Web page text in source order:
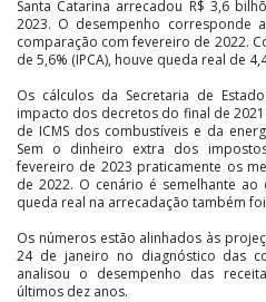
Santa Catarina arrecadou R$ 3,6
2023. O desempenho corresponde
comparação com fevereiro de 2022.
de 5,6% (IPCA), houve queda real de
Os cálculos da Secretaria de
impacto dos decretos do final de
de ICMS dos combustíveis e da
Sem o dinheiro extra dos
fevereiro de 2023 praticamente os
de 2022. O cenário é semelhante
queda real na arrecadação também
Os números estão alinhados às
24 de janeiro no diagnóstico das
analisou o desempenho das
últimos dez anos.